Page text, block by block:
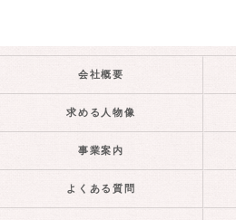
会社概要
求める人物像
事業案内
よくある質問